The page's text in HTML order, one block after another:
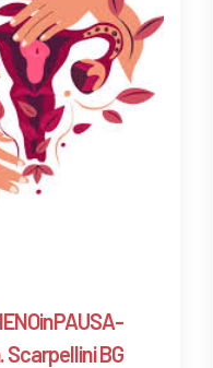
Scarpellini BG